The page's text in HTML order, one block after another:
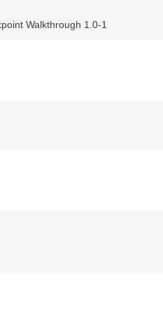
Walkthrough 1.0-1